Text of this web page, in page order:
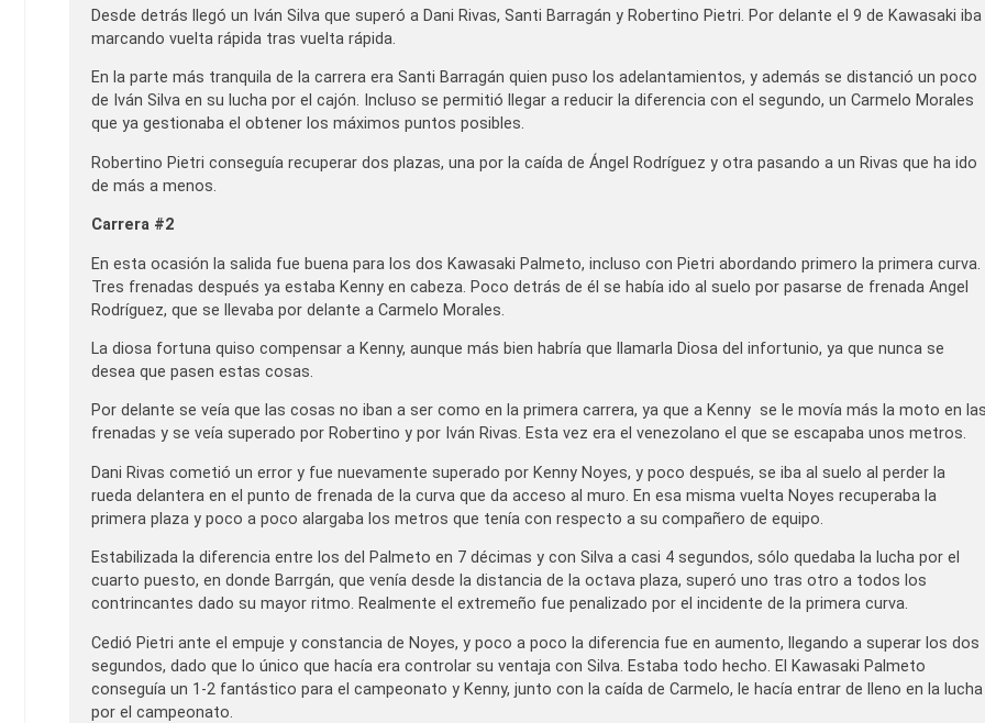
Desde detrás llegó un Iván Silva que superó a Dani Rivas, Santi Barragán y Robertino Pietri. Por delante el 9 de Kawasaki iba
marcando vuelta rápida tras vuelta rápida.
En la parte más tranquila de la carrera era Santi Barragán quien puso los adelantamientos, y además se distanció un poco
de Iván Silva en su lucha por el cajón. Incluso se permitió llegar a reducir la diferencia con el segundo, un Carmelo Morales
que ya gestionaba el obtener los máximos puntos posibles.
Robertino Pietri conseguía recuperar dos plazas, una por la caída de Ángel Rodríguez y otra pasando a un Rivas que ha ido
de más a menos.
Carrera #2
En esta ocasión la salida fue buena para los dos Kawasaki Palmeto, incluso con Pietri abordando primero la primera curva.
Tres frenadas después ya estaba Kenny en cabeza. Poco detrás de él se había ido al suelo por pasarse de frenada Angel
Rodríguez, que se llevaba por delante a Carmelo Morales.
La diosa fortuna quiso compensar a Kenny, aunque más bien habría que llamarla Diosa del infortunio, ya que nunca se
desea que pasen estas cosas.
Por delante se veía que las cosas no iban a ser como en la primera carrera, ya que a Kenny se le movía más la moto en
frenadas y se veía superado por Robertino y por Iván Rivas. Esta vez era el venezolano el que se escapaba unos metros.
Dani Rivas cometió un error y fue nuevamente superado por Kenny Noyes, y poco después, se iba al suelo al perder la
rueda delantera en el punto de frenada de la curva que da acceso al muro. En esa misma vuelta Noyes recuperaba la
primera plaza y poco a poco alargaba los metros que tenía con respecto a su compañero de equipo.
Estabilizada la diferencia entre los del Palmeto en 7 décimas y con Silva a casi 4 segundos, sólo quedaba la lucha por el
cuarto puesto, en donde Barrgán, que venía desde la distancia de la octava plaza, superó uno tras otro a todos los
contrincantes dado su mayor ritmo. Realmente el extremeño fue penalizado por el incidente de la primera curva.
Cedió Pietri ante el empuje y constancia de Noyes, y poco a poco la diferencia fue en aumento, llegando a superar los dos
segundos, dado que lo único que hacía era controlar su ventaja con Silva. Estaba todo hecho. El Kawasaki Palmeto
conseguía un 1-2 fantástico para el campeonato y Kenny, junto con la caída de Carmelo, le hacía entrar de lleno en la lucha
por el campeonato.